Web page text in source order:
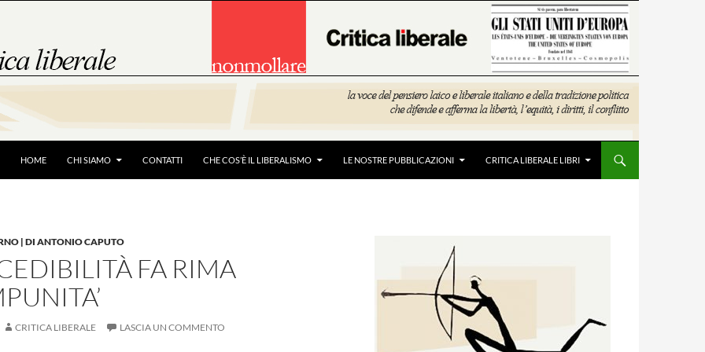
HOME CHI SIAMO CONTATTI CHE COS’È IL LIBERALISMO LE NOSTRE PUBBLICAZIONI CRITICA LIBERALE LIBRI
| DI ANTONIO CAPUTO
FA RIMA
CRITICA LIBERALE LASCIA UN COMMENTO